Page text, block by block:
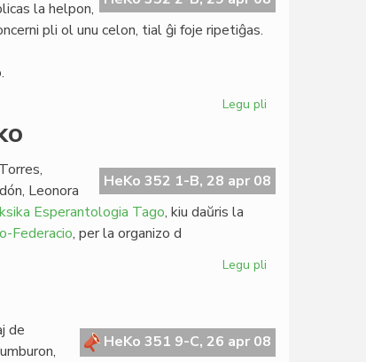
la helpon,
pli ol unu celon, tial ĝi foje ripetiĝas.
Legu pli
Esperanto-
Federacio
HeKo 352 1-B, 28 apr 08
Leonora
Esperantologia Tago, kiu daŭris la
Federacio, per la organizo d
Legu pli
Meksiko
HeKo 351 9-C, 26 apr 08
de